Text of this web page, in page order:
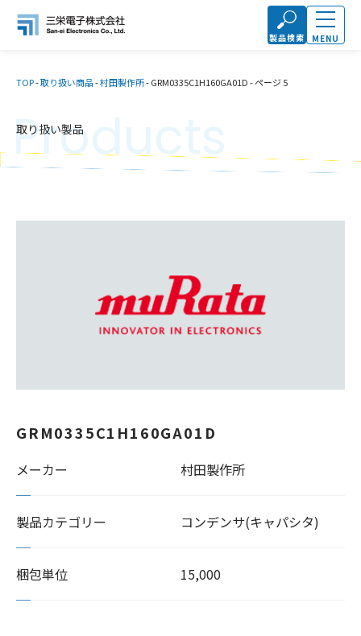
製品検索 MENU
TOP-取り扱い商品-村田製作所-GRM0335C1H160GA01D-ページ 5
取り扱い製品
Products
GRM0335C1H160GA01D
メーカー 村田製作所
製品カテゴリー コンデンサ(キャパシタ)
梱包単位 15,000